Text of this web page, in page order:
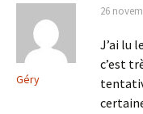
Géry
26
J’ai lu
c’est